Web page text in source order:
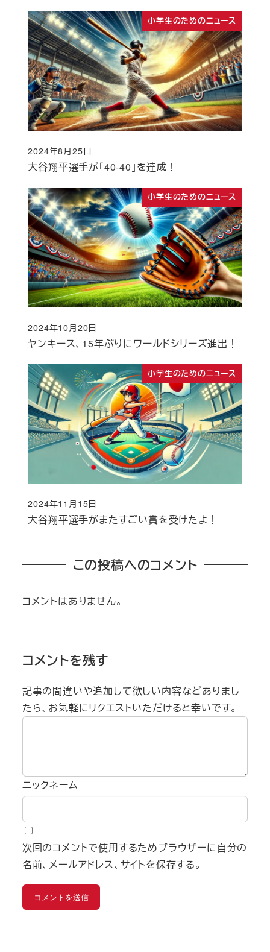
小学生のためのニュース
大谷翔平選手が「40-40」を達成！
投稿日
2024年8月25日
小学生のためのニュース
ヤンキース、15年ぶりにワールドシリーズ進出！
投稿日
2024年10月20日
小学生のためのニュース
大谷翔平選手がまたすごい賞を受けたよ！
投稿日
2024年11月15日
この投稿へのコメント
コメントはありません。
コメントを残す
記事の間違いや追加して欲しい内容などありまし
たら、お気軽にリクエストいただけると幸いです。
ニックネーム
次回のコメントで使用するためブラウザーに自分の
名前、メールアドレス、サイトを保存する。